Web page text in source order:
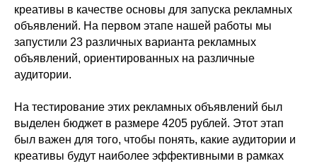
креативы в качестве основы для запуска рекламных
объявлений. На первом этапе нашей работы мы
запустили 23 различных варианта рекламных
объявлений, ориентированных на различные
аудитории.
На тестирование этих рекламных объявлений был
выделен бюджет в размере 4205 рублей. Этот этап
был важен для того, чтобы понять, какие аудитории и
креативы будут наиболее эффективными в рамках